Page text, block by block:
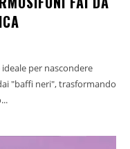
per nascondere
"baffi neri", trasformando